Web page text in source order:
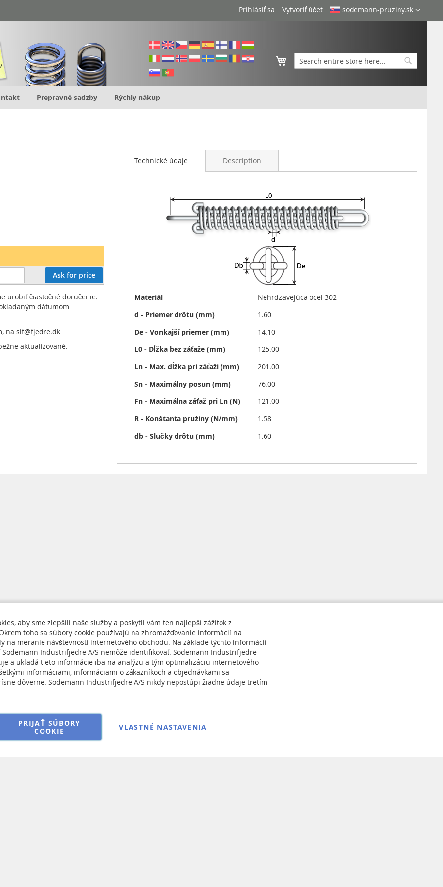
Language
sodemann-pruziny.sk
Prihlásiť sa Vytvoriť účet
Môj košík
Search
Prepravné sadzby Rýchly nákup
Ask for price
urobiť čiastočné doručenie.
dátumom
na sif@fjedre.dk
aktualizované.
Technické údaje
More
Materiál
Nehrdzavejúca ocel 302
d - Priemer drôtu (mm)
1.60
De - Vonkajší priemer (mm)
14.10
L0 - Dĺžka bez záťaže (mm)
125.00
Ln - Max. dĺžka pri záťaži (mm)
201.00
Sn - Maximálny posun (mm)
76.00
Fn - Maximálna záťaž pri Ln (N)
121.00
R - Konštanta pružiny (N/mm)
1.58
db - Slučky drôtu (mm)
1.60
Description
Policy
Sign
Up
for
aby sme zlepšili naše služby a poskytli vám ten najlepší zážitok z
toho sa súbory cookie používajú na zhromažďovanie informácií na
na meranie návštevnosti internetového obchodu. Na základe týchto informácií
Sodemann Industrifjedre A/S nemôže identifikovať. Sodemann Industrifjedre
a ukladá tieto informácie iba na analýzu a tým optimalizáciu internetového
informáciami, informáciami o zákazníkoch a objednávkami sa
dôverne. Sodemann Industrifjedre A/S nikdy nepostúpi žiadne údaje tretím
PRIJAŤ SÚBORY
COOKIE
VLASTNÉ NASTAVENIA